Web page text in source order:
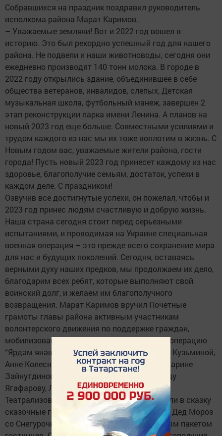
Собравшихся на праздник поздравил руководитель
исполкома района Марат Каримов.
– Уважаемые земляки! Вот и 2022 год вошел в
историю. Это был рекордно успешный год для нашего
района. Не подвели и наши животноводы, сегодня они
ежедневно производят 140 тонн молока. В городе в
2022 году открылись здание, объединившее в себе
общества ветеранов, инвалидов, слепых, Детская
музыкальная школа, футбольный манеж, завершен 2
этап реконструкции парка имени Ленина. А планов на
новый 2023 год еще больше. Совместными усилиями и
трудом каждого из нас мы их тоже воплотим в жизнь. С
Новым годом вас, уважаемые жители района, гости
города! Пусть новый 2023 год принесет каждому из нас
здоровье, благополучие семьям, достаток, успехи в
каждом деле. С праздником!
Озвучив все достигнутые успехи, он пожелал, чтобы и
2023 год принес людям счастливую и добрую жизнь.
Наша страна сегодня стоит перед серьезными
испытаниями, и проводимая на Украине специальная
военная операция – это прежде всего сохранение мира
для нас и будущих поколений. Сегодня, оставаясь
верными духу наших предков, мы продолжаем их дело,
благодарим всех ребят, которые выполняют свой
воинский долг, и желаем им благополучного
возвращения. Марат Каримов вручил Почетные
грамоты главы района активным участникам
волонтерского движения по поддержке граждан,
мобилизованных на специальную военную операцию
“Ярдәм янәшә”-“Помощь рядом” –Русалине Кузьминой,
Анне Колесниковой, Надежде Камашевой, Марине
Зайнутдиновой, Рании Халиуллиной, Эдуарду
Ягафарову, Любови Наумовой.
Театрализованное представление превратили в сказку
сказочные герои, зайцы, другие персонажи. Дед Мороз
со Снегурочкой поднялись на сцену с полным пакетом